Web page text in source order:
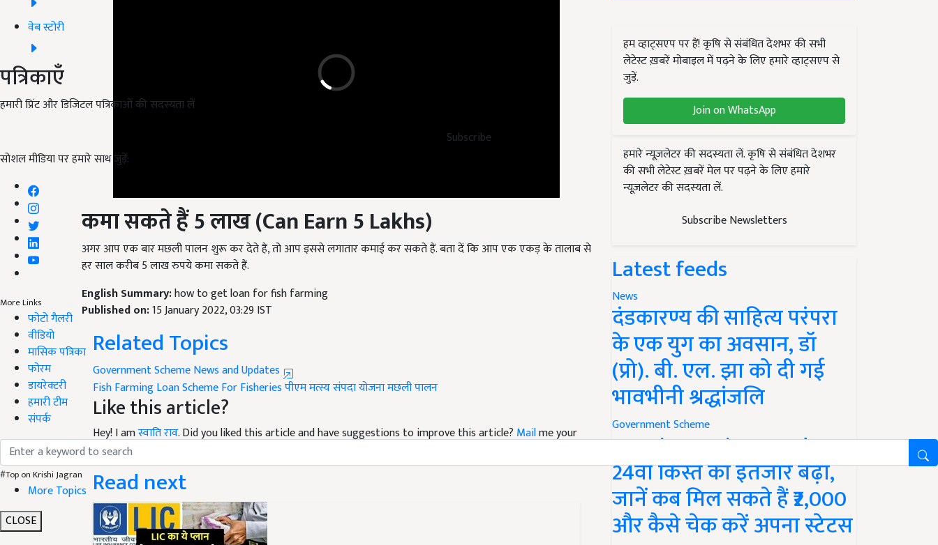
वेब स्टोरी
पत्रिकाएँ
हमारी प्रिंट और डिजिटल पत्रिकाओं की सदस्यता लें
Subscribe
सोशल मीडिया पर हमारे साथ जुड़ें:
More Links
फोटो गैलरी
वीडियो
मासिक पत्रिका
फोरम
डायरेक्टरी
हमारी टीम
संपर्क
#Top on Krishi Jagran
More Topics
CLOSE
कमा सकते हैं5लाख(Can Earn 5 Lakhs)
अगर आप एक बार मछली पालन शुरू कर देते हैं, तो आप इससे लगातार कमाई कर सकते हैं. बता दें कि आप एक एकड़ के तालाब से
हर साल करीब 5 लाख रुपये कमा सकते हैं.
English Summary:
how to get loan for fish farming
Published on:15 January 2022, 03:29 IST
Related Topics
Government Scheme News and Updates
Fish Farming LoanScheme For Fisheries पीएम मत्स्य संपदा योजना
Like this article?
Hey! I amस्वाति राव. Did you liked this article and have suggestions to improve this article?
suggestions and feedback.
Read next
हम व्हाट्सएप पर हैं! कृषि से संबंधित देशभर की सभी
लेटेस्ट ख़बरें मोबाइल में पढ़ने के लिए हमारे व्हाट्सएप से
जुड़ें.
Join on WhatsApp
हमारे न्यूज़लेटर की सदस्यता लें. कृषि से संबंधित देशभर
की सभी लेटेस्ट ख़बरें मेल पर पढ़ने के लिए हमारे
न्यूज़लेटर की सदस्यता लें.
Subscribe Newsletters
Latest feeds
News
दंडकारण्य की साहित्य परंपरा
के एक युग का अवसान, डॉ
(प्रो). बी. एल. झा को दी गई
भावभीनी श्रद्धांजलि
Government Scheme
PM Kisan Yojana Update:
24वीं किस्त का इंतजार बढ़ा,
जानें कब मिल सकते हैं ₹2,000
और कैसे चेक करें अपना स्टेटस